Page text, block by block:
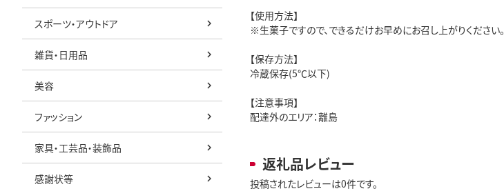
スポーツ・アウトドア
雑貨・日用品
美容
ファッション
家具・工芸品・装飾品
感謝状等
【使用方法】
※生菓子ですので、できるだけお早めにお召し上がりください。
【保存方法】
冷蔵保存(5℃以下)
【注意事項】
配達外のエリア：離島
返礼品レビュー
投稿されたレビューは0件です。